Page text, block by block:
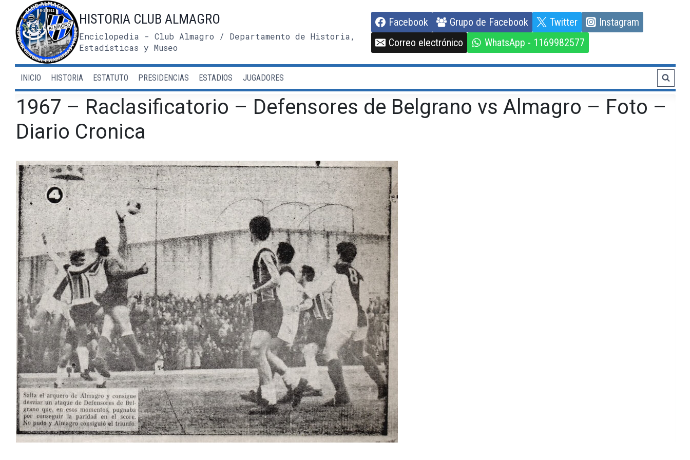
contenido
HISTORIA CLUB ALMAGRO
Enciclopedia - Club Almagro / Departamento de Historia,
Estadísticas y Museo
Facebook Grupo de Facebook Twitter
Instagram
Correo electrónico
WhatsApp - 1169982577
INICIO HISTORIA ESTATUTO PRESIDENCIAS ESTADIOS JUGADORES
1967 – Raclasificatorio – Defensores de Belgrano vs Almagro – Foto –
Diario Cronica